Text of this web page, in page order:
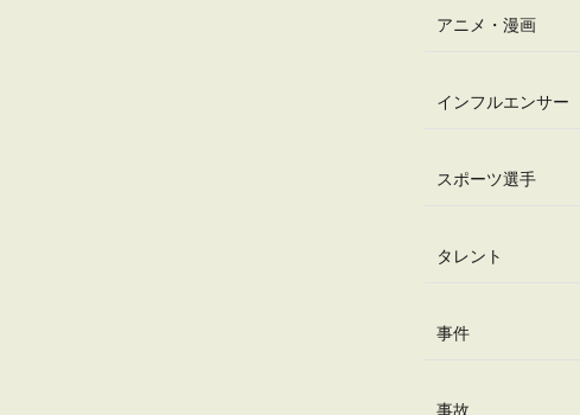
アニメ・漫画
インフルエンサー
スポーツ選手
タレント
事件
事故